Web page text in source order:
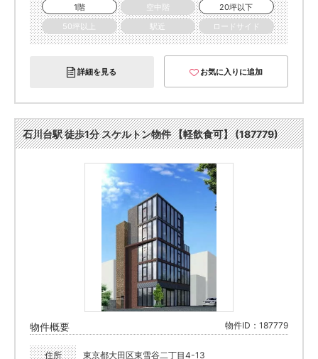
1階
空中階
20坪以下
50坪以上
駅近 ロードサイド
詳細を見る お気に入りに追加
石川台駅 徒歩1分 スケルトン物件 【軽飲食可】 (187779)
物件概要 物件ID：187779
住所 東京都大田区東雪谷二丁目4-13